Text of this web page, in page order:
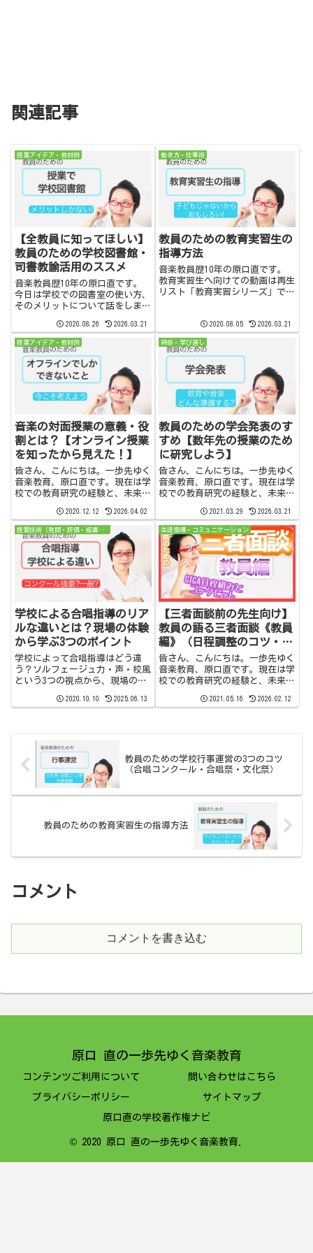
関連記事
授業アイデア・教材例
【全教員に知ってほしい】
教員のための学校図書館・
司書教諭活用のススメ
音楽教員歴10年の原口直です。
今日は学校での図書室の使い方、
そのメリットについて話をしま
本の保管室ではありません。授業
で活用すると、とても便利な場所
です。私は音楽の授業の時よく図
書室を利用していました。授業を
行...
2020.08.26 2026.03.21
働き方・仕事術
教員のための教育実習生の
指導方法
音楽教員歴10年の原口直です。
教育実習生へ向けての動画は再生
リスト「教育実習シリーズ」で
うな心構えをしたらいいでしょう
か。私は指導教員として約50名
の教育実習生を指導しました。そ
の...
2020.08.05 2026.03.21
授業アイデア・教材例
音楽の対面授業の意義・役
割とは？【オンライン授業
を知ったから見えた！】
皆さん、こんにちは。一歩先ゆく
音楽教育、原口直です。現在は学
校での教育研究の経験と、未来に
発信しています。このYouTubeチ
ャンネルでは学び続ける先生と学
生さんのために、学校で役立つ情
報と提案を発信しています...
2020.12.12 2026.04.02
研修・学び直し
教員のための学会発表のす
すめ【数年先の授業のため
に研究しよう】
皆さん、こんにちは。一歩先ゆく
音楽教育、原口直です。現在は学
校での教育研究の経験と、未来に
発信しています。このYouTubeチ
ャンネルでは学び続ける先生と学
生さんのために、学校で役立つ情
報と提案を発信しています...
2021.03.29 2026.03.21
授業技術（発問・評価・板書・声かけ）
学校による合唱指導のリア
ルな違いとは？現場の体験
から学ぶ3つのポイント
学校によって合唱指導はどう違
う？ソルフェージュ力・声・校風
という3つの視点から、現場のリ
音楽教員・教育実習生必見の内容
2020.10.10 2025.06.13
生徒指導・コミュニケーション
【三者面談前の先生向け】
教員の語る三者面談《教員
編》（日程調整のコツ・世
間話に終始しないように）
皆さん、こんにちは。一歩先ゆく
音楽教育、原口直です。現在は学
校での教育研究の経験と、未来に
発信しています。このYouTubeチ
2021.05.16 2026.02.12
教員のための学校行事運営の3つのコツ
（合唱コンクール・合唱祭・文化祭）
教員のための教育実習生の指導方法
コメント
コメントを書き込む
原口 直の一歩先ゆく音楽教育
コンテンツご利用について 問い合わせはこちら
プライバシーポリシー サイトマップ
原口直の学校著作権ナビ
© 2020 原口 直の一歩先ゆく音楽教育.